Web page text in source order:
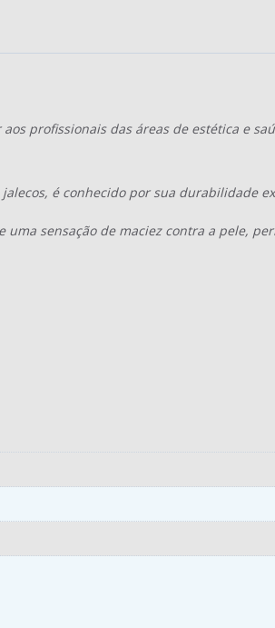
profissionais das áreas de estética e
é conhecido por sua durabilidade
sensação de maciez contra a pele,